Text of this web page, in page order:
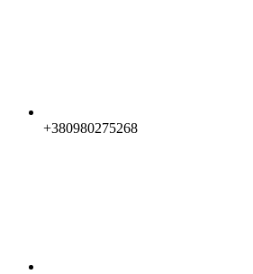
+380980275268